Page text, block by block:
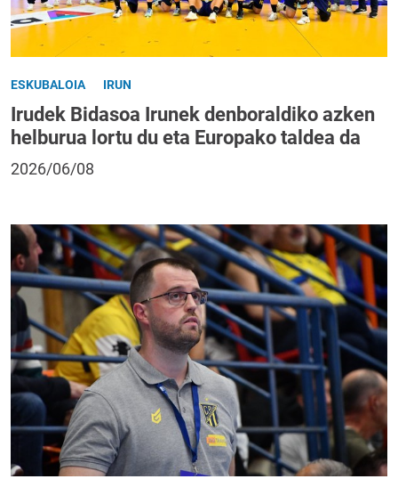
ESKUBALOIA IRUN
Irudek Bidasoa Irunek denboraldiko azken
helburua lortu du eta Europako taldea da
2026/06/08